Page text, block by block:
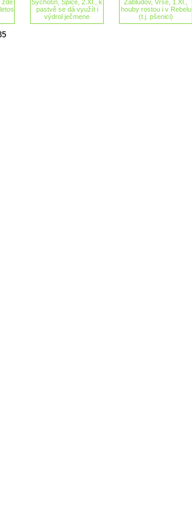
zde
Sychotín, Špice, 2.XI., k
pastvě se dá využít i
výdrol ječmene
Zábludov, Vrše, 1.XI.,
houby rostou i v Rebelu
(t.j. pšenici)